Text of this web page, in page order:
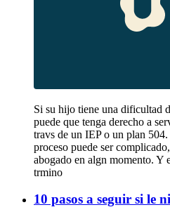
Si su hijo tiene una dificultad
puede que tenga derecho a
travs de un IEP o un plan
proceso puede ser
abogado en algn momento. Y
trmino
10 pasos a seguir si le